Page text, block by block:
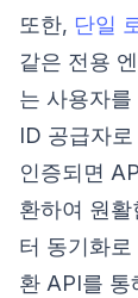
또한, 단일
같은 전용
는 사용자
ID 공급자
인증되면
환하여 원
터 동기화
환 API를 통